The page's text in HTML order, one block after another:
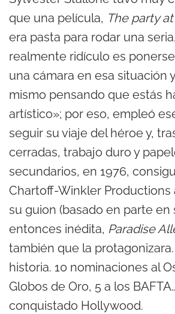
que una película, The party
era pasta para rodar una
realmente ridículo es
una cámara en esa situación
mismo pensando que estás
artístico»; por eso, empleó
seguir su viaje del héroe y,
cerradas, trabajo duro y
secundarios, en 1976,
Chartoff-Winkler Productions
su guion (basado en parte en
entonces inédita, Paradise
también que la
historia. 10 nominaciones al
Globos de Oro, 5 a los
conquistado Hollywood.